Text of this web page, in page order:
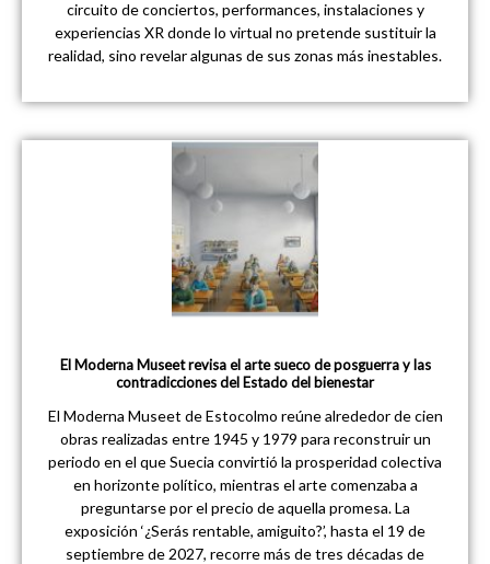
circuito de conciertos, performances, instalaciones y
experiencias XR donde lo virtual no pretende sustituir la
realidad, sino revelar algunas de sus zonas más inestables.
El Moderna Museet revisa el arte sueco de posguerra y las
contradicciones del Estado del bienestar
El Moderna Museet de Estocolmo reúne alrededor de cien
obras realizadas entre 1945 y 1979 para reconstruir un
periodo en el que Suecia convirtió la prosperidad colectiva
en horizonte político, mientras el arte comenzaba a
preguntarse por el precio de aquella promesa. La
exposición ‘¿Serás rentable, amiguito?’, hasta el 19 de
septiembre de 2027, recorre más de tres décadas de